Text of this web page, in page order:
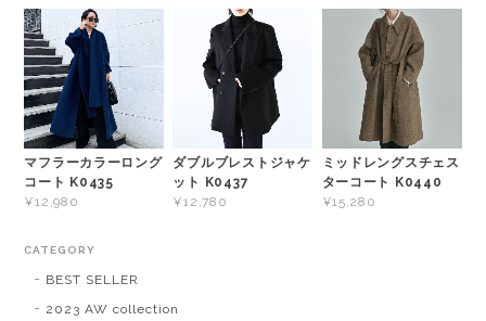
マフラーカラーロング
コート K0435
¥12,980
ダブルブレストジャケ
ット K0437
¥12,780
ミッドレングスチェス
ターコート K0440
¥15,280
CATEGORY
BEST SELLER
2023 AW collection